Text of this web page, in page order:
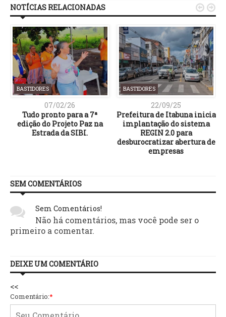
NOTÍCIAS RELACIONADAS
BASTIDORES
07/02/26
Tudo pronto para a 7ª
edição do Projeto Paz na
Estrada da SIBI.
BASTIDORES
22/09/25
Prefeitura de Itabuna inicia
implantação do sistema
REGIN 2.0 para
desburocratizar abertura de
empresas
 
SEM COMENTÁRIOS
Sem Comentários!
Não há comentários, mas você pode ser o
primeiro a comentar.
DEIXE UM COMENTÁRIO
<<
Comentário:*